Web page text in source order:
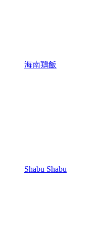
海南鶏飯
Shabu Shabu